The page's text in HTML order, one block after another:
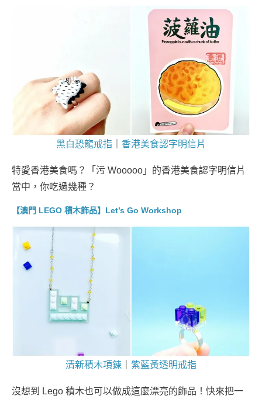
黑白恐龍戒指 香港美食認字明信片
特愛香港美食嗎？「污 Wooooo」的香港美食認字明信片
當中，你吃過幾種？
【澳門 LEGO 積木飾品】Let’s Go Workshop
清新積木項鍊 紫藍黃透明戒指
沒想到 Lego 積木也可以做成這麼漂亮的飾品！快來把一